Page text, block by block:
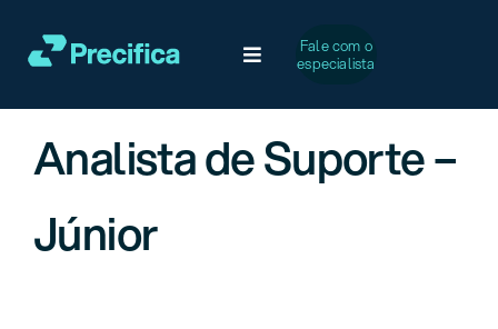
para
conteúdo
Toggle
Fale com o
especialista
Analista de Suporte –
Júnior